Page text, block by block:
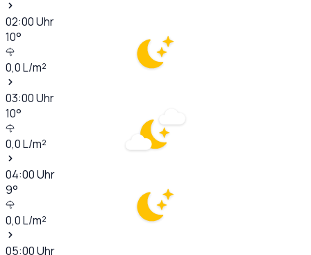
02:00Uhr
10°
0,0L/m²
03:00Uhr
10°
0,0L/m²
04:00Uhr
9°
0,0L/m²
05:00Uhr